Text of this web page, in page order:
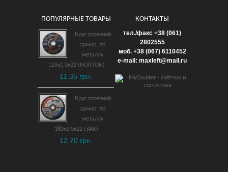
Ключ рожковый плоский
6х7 мм
взрывобезопасный ВБ
1,542 грн.
ДОБАВИТЬ В КОРЗИНУ
ПОПУЛЯРНЫЕ ТОВАРЫ
Круг отрезной
армир. по
металлу
125х1,0х22 (NORTON)
11.35 грн.
Круг отрезной
армир. по
металлу
180х2,0х22 (ЗАК)
12.70 грн.
КОНТАКТЫ
тел./факс +38 (061)
2802555
моб. +38 (067) 6110452
e-mail: maxleft@mail.ru